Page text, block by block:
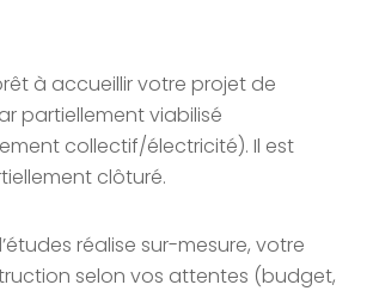
à accueillir votre projet de
partiellement viabilisé
collectif/électricité). Il est
clôturé.
réalise sur-mesure, votre
selon vos attentes (budget,